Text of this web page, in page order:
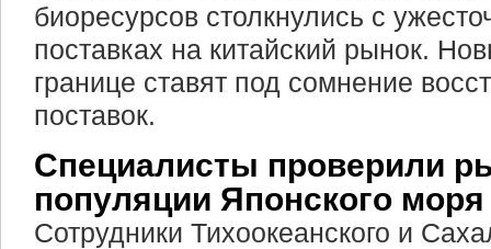
биоресурсов столкнулись с
поставках на китайский рынок.
границе ставят под сомнение
поставок.
Специалисты проверили
популяции Японского моря
Сотрудники Тихоокеанского и